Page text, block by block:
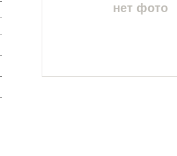
нет фото